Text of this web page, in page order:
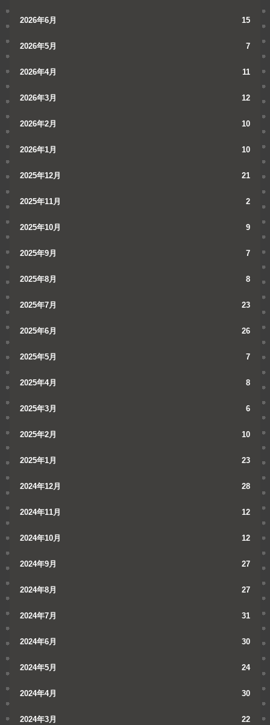
2026年6月 15
2026年5月 7
2026年4月 11
2026年3月 12
2026年2月 10
2026年1月 10
2025年12月 21
2025年11月 2
2025年10月 9
2025年9月 7
2025年8月 8
2025年7月 23
2025年6月 26
2025年5月 7
2025年4月 8
2025年3月 6
2025年2月 10
2025年1月 23
2024年12月 28
2024年11月 12
2024年10月 12
2024年9月 27
2024年8月 27
2024年7月 31
2024年6月 30
2024年5月 24
2024年4月 30
2024年3月 22